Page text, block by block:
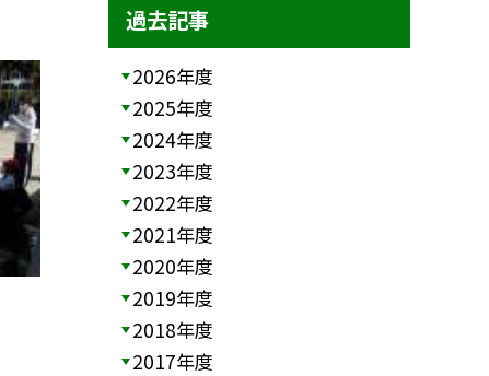
過去記事
2026年度
2025年度
2024年度
2023年度
2022年度
2021年度
2020年度
2019年度
2018年度
2017年度